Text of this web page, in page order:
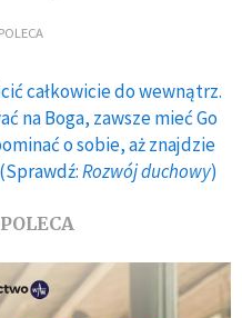
całkowicie do wewnątrz.
na Boga, zawsze mieć Go
o sobie, aż znajdzie
Rozwój duchowy)